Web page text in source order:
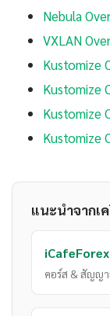
Nebula
VXLAN
Kustomize
Kustomize
Kustomize
Kustomize
แนะนำจากเ
iCafeForex
คอร์ส & สัญญ